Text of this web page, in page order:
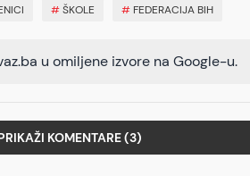
#ŠKOLE # FEDERACIJA BIH
u omiljene izvore na Google-u.
KOMENTARE (3)